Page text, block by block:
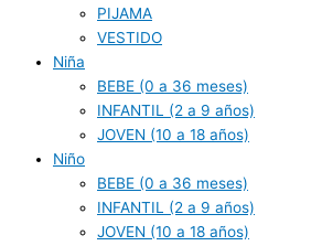
PIJAMA
VESTIDO
Niña
BEBE (0 a 36 meses)
INFANTIL (2 a 9 años)
JOVEN (10 a 18 años)
Niño
BEBE (0 a 36 meses)
INFANTIL (2 a 9 años)
JOVEN (10 a 18 años)